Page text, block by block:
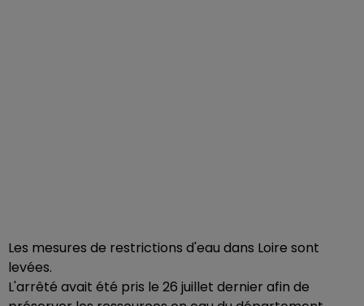
Les mesures de restrictions d'eau dans Loire sont
levées.
L'arrêté avait été pris le 26 juillet dernier afin de